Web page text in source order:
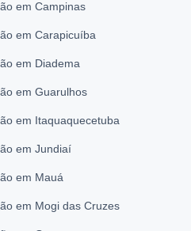
em Campinas
em Carapicuíba
em Diadema
em Guarulhos
em Itaquaquecetuba
em Jundiaí
em Mauá
em Mogi das Cruzes